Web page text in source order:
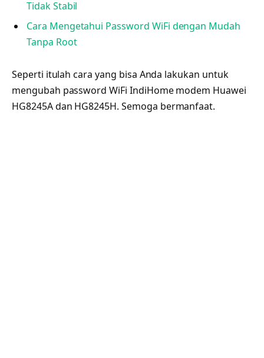
Tidak Stabil
Cara Mengetahui Password WiFi dengan Mudah
Tanpa Root
Seperti itulah cara yang bisa Anda lakukan untuk
mengubah password WiFi IndiHome modem Huawei
HG8245A dan HG8245H. Semoga bermanfaat.